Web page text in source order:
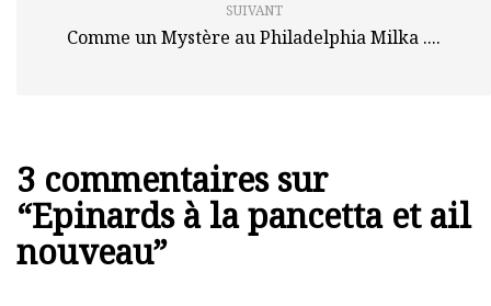
SUIVANT
Comme un Mystère au Philadelphia Milka ....
3 commentaires sur
“Epinards à la pancetta et ail
nouveau”